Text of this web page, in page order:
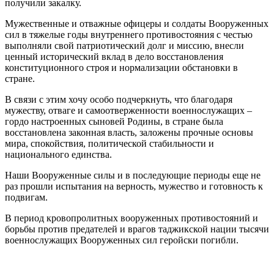
получили закалку.
Мужественные и отважные офицеры и солдаты Вооруженных
сил в тяжелые годы внутреннего противостояния с честью
выполняли свой патриотический долг и миссию, внесли
ценный исторический вклад в дело восстановления
конституционного строя и нормализации обстановки в
стране.
В связи с этим хочу особо подчеркнуть, что благодаря
мужеству, отваге и самоотверженности военнослужащих –
гордо настроенных сыновей Родины, в стране была
восстановлена законная власть, заложены прочные основы
мира, спокойствия, политической стабильности и
национального единства.
Наши Вооруженные силы и в последующие периоды еще не
раз прошли испытания на верность, мужество и готовность к
подвигам.
В период кровопролитных вооруженных противостояний и
борьбы против предателей и врагов таджикской нации тысячи
военнослужащих Вооруженных сил геройски погибли.